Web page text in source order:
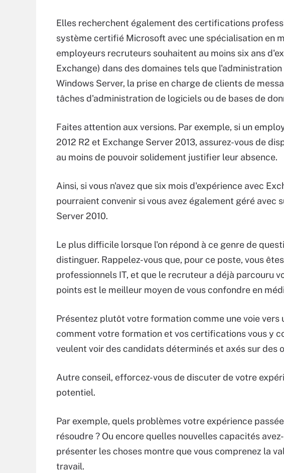
Elles recherchent également des certifications
système certifié Microsoft avec une spécialisation en
employeurs recruteurs souhaitent au moins six ans
Exchange) dans des domaines tels que
Windows Server, la prise en charge de clients de
tâches d'administration de logiciels ou de bases de
Faites attention aux versions. Par exemple, si un
2012 R2 et Exchange Server 2013, assurez-vous de
au moins de pouvoir solidement justifier leur absence.
Ainsi, si vous n'avez que six mois d'expérience avec
pourraient convenir si vous avez également géré avec
Server 2010.
Le plus difficile lorsque l'on répond à ce genre de
distinguer. Rappelez-vous que, pour ce poste, vous
professionnels IT, et que le recruteur a déjà parcouru
points est le meilleur moyen de vous confondre en
Présentez plutôt votre formation comme une voie vers
comment votre formation et vos certifications vous y
veulent voir des candidats déterminés et axés sur des
Autre conseil, efforcez-vous de discuter de votre
potentiel.
Par exemple, quels problèmes votre expérience
résoudre ? Ou encore quelles nouvelles capacités
présenter les choses montre que vous comprenez la
travail.